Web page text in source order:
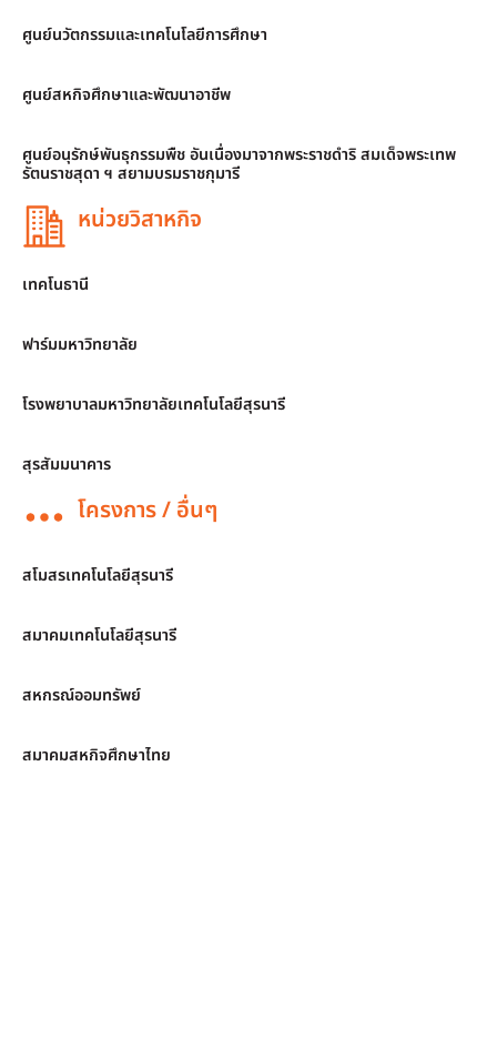
ศูนย์นวัตกรรมและเทคโนโลยีการศึกษา
ศูนย์สหกิจศึกษาและพัฒนาอาชีพ
ศูนย์อนุรักษ์พันธุกรรมพืช อันเนื่องมาจากพระราชดำริ สมเด็จพระเทพ
รัตนราชสุดา ฯ สยามบรมราชกุมารี
หน่วยวิสาหกิจ
เทคโนธานี
ฟาร์มมหาวิทยาลัย
โรงพยาบาลมหาวิทยาลัยเทคโนโลยีสุรนารี
สุรสัมมนาคาร
โครงการ / อื่นๆ
สโมสรเทคโนโลยีสุรนารี
สมาคมเทคโนโลยีสุรนารี
สหกรณ์ออมทรัพย์
สมาคมสหกิจศึกษาไทย